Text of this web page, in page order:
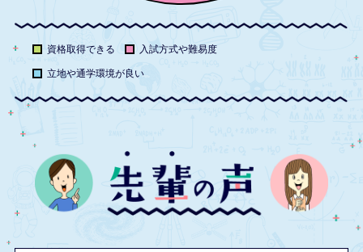
資格取得できる 入試方式や難易度
立地や通学環境が良い